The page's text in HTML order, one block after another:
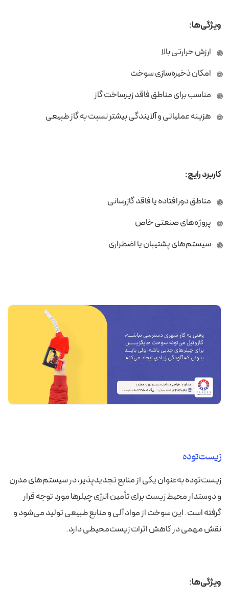
ویژگی‌ها:
ارزش حرارتی بالا
امکان ذخیره‌سازی سوخت
مناسب برای مناطق فاقد زیرساخت گاز
هزینه عملیاتی و آلایندگی بیشتر نسبت به گاز طبیعی
کاربرد رایج:
مناطق دورافتاده یا فاقد گازرسانی
پروژه‌های صنعتی خاص
سیستم‌های پشتیبان یا اضطراری
زیست‌توده
زیست‌توده به‌عنوان یکی از منابع تجدیدپذیر، در سیستم‌های مدرن
و دوستدار محیط زیست برای تأمین انرژی چیلرها مورد توجه قرار
گرفته است. این سوخت از مواد آلی و منابع طبیعی تولید می‌شود و
نقش مهمی در کاهش اثرات زیست‌محیطی دارد.
ویژگی‌ها: